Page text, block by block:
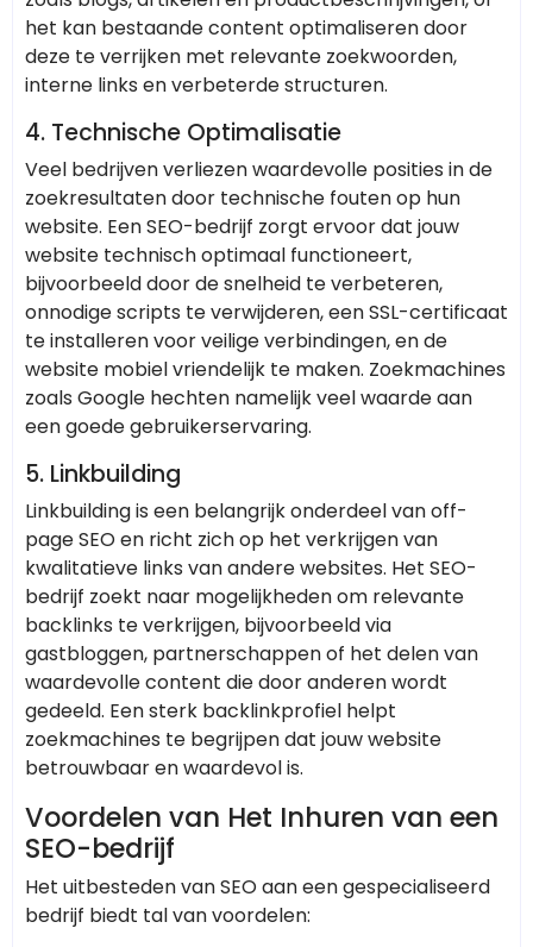
het kan bestaande content optimaliseren door
deze te verrijken met relevante zoekwoorden,
interne links en verbeterde structuren.
4. Technische Optimalisatie
Veel bedrijven verliezen waardevolle posities in de
zoekresultaten door technische fouten op hun
website. Een SEO-bedrijf zorgt ervoor dat jouw
website technisch optimaal functioneert,
bijvoorbeeld door de snelheid te verbeteren,
onnodige scripts te verwijderen, een SSL-certificaat
te installeren voor veilige verbindingen, en de
website mobiel vriendelijk te maken. Zoekmachines
zoals Google hechten namelijk veel waarde aan
een goede gebruikerservaring.
5. Linkbuilding
Linkbuilding is een belangrijk onderdeel van off-
page SEO en richt zich op het verkrijgen van
kwalitatieve links van andere websites. Het SEO-
bedrijf zoekt naar mogelijkheden om relevante
backlinks te verkrijgen, bijvoorbeeld via
gastbloggen, partnerschappen of het delen van
waardevolle content die door anderen wordt
gedeeld. Een sterk backlinkprofiel helpt
zoekmachines te begrijpen dat jouw website
betrouwbaar en waardevol is.
Voordelen van Het Inhuren van een
SEO-bedrijf
Het uitbesteden van SEO aan een gespecialiseerd
bedrijf biedt tal van voordelen: